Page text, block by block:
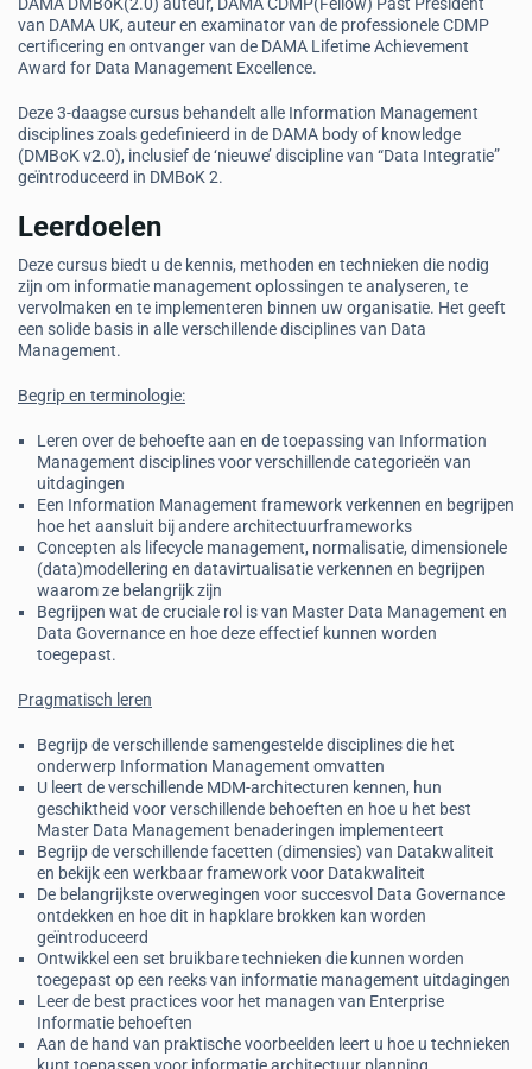
van DAMA UK, auteur en examinator van de professionele CDMP
certificering en ontvanger van de DAMA Lifetime Achievement
Award for Data Management Excellence.
Deze 3-daagse cursus behandelt alle Information Management
disciplines zoals gedefinieerd in de DAMA body of knowledge
(DMBoK v2.0), inclusief de ‘nieuwe’ discipline van “Data Integratie”
geïntroduceerd in DMBoK 2.
Leerdoelen
Deze cursus biedt u de kennis, methoden en technieken die nodig
zijn om informatie management oplossingen te analyseren, te
vervolmaken en te implementeren binnen uw organisatie. Het geeft
een solide basis in alle verschillende disciplines van Data
Management.
Begrip en terminologie:
Leren over de behoefte aan en de toepassing van Information
Management disciplines voor verschillende categorieën van
uitdagingen
Een Information Management framework verkennen en begrijpen
hoe het aansluit bij andere architectuurframeworks
Concepten als lifecycle management, normalisatie, dimensionele
(data)modellering en datavirtualisatie verkennen en begrijpen
waarom ze belangrijk zijn
Begrijpen wat de cruciale rol is van Master Data Management en
Data Governance en hoe deze effectief kunnen worden
toegepast.
Pragmatisch leren
Begrijp de verschillende samengestelde disciplines die het
onderwerp Information Management omvatten
U leert de verschillende MDM-architecturen kennen, hun
geschiktheid voor verschillende behoeften en hoe u het best
Master Data Management benaderingen implementeert
Begrijp de verschillende facetten (dimensies) van Datakwaliteit
en bekijk een werkbaar framework voor Datakwaliteit
De belangrijkste overwegingen voor succesvol Data Governance
ontdekken en hoe dit in hapklare brokken kan worden
geïntroduceerd
Ontwikkel een set bruikbare technieken die kunnen worden
toegepast op een reeks van informatie management uitdagingen
Leer de best practices voor het managen van Enterprise
Informatie behoeften
Aan de hand van praktische voorbeelden leert u hoe u technieken